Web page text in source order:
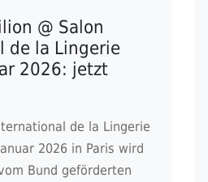
@ Salon
de la Lingerie
2026: jetzt
de la Lingerie
2026 in Paris wird
Bund geförderten